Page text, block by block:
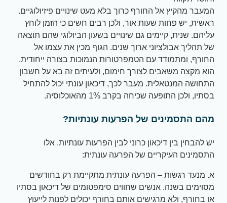
וחוסר תקווה
המעבר מהקיץ אל החורף כרוך בלא מעט שינויים פיזיולוגיים.
ראשית, יש פחות שעות אור, ולכן רבים חשים כי הזמן לוחץ
עליהם. שנית, קיימים גם שינויים בשעון הביולוגי שהם תוצאה
של תהליך אבולציוני ארוך שנים. הגוף מכין את עצמו אל
החורף, ומתמודד עם הטמפרטורות הנמוכות בצורה ייחודית.
הוא מקצה משאבים לצורך חימום, ולעיתים זה בא על חשבון
התחושה המנטאלית. מעבר לכך, דיכאון עונתי יכול להתחיל
בסתיו, ולכן התופעה שכיחה בקרב 1% מהאוכלוסיה.
מהם התסמינים של הפרעות עונתיות?
יש להבחין בין דיכאון כרוני לבין הפרעות עונתיות. אלו
התסמינים העיקריים של הפרעה עונתית:
א. מנעד רגשות – הפרעה עונתית מתקיימת רק בחודשים
מסוימים בשנה. אנשים שחווים סימפטומים של דיכאון בסתיו